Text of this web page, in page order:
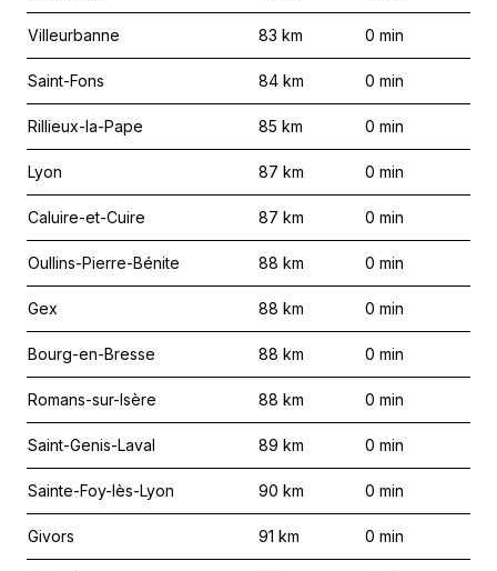
Villeurbanne 83 km 0 min
Saint-Fons 84 km 0 min
Rillieux-la-Pape 85 km 0 min
Lyon 87 km 0 min
Caluire-et-Cuire 87 km 0 min
Oullins-Pierre-Bénite 88 km 0 min
Gex 88 km 0 min
Bourg-en-Bresse 88 km 0 min
Romans-sur-Isère 88 km 0 min
Saint-Genis-Laval 89 km 0 min
Sainte-Foy-lès-Lyon 90 km 0 min
Givors 91 km 0 min